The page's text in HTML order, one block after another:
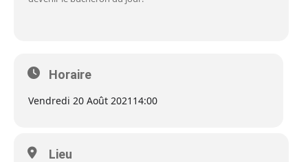
Horaire
Vendredi 20 Août 2021 14:00
Lieu